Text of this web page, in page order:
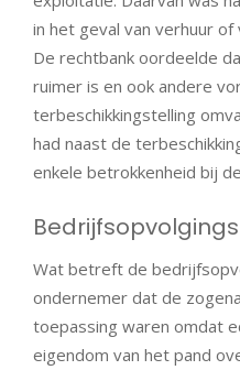
in het geval van verhuur of
De rechtbank oordeelde
ruimer is en ook andere
terbeschikkingstelling
had naast de
enkele betrokkenheid bij
Wat betreft de
ondernemer dat de
toepassing waren omdat
eigendom van het pand